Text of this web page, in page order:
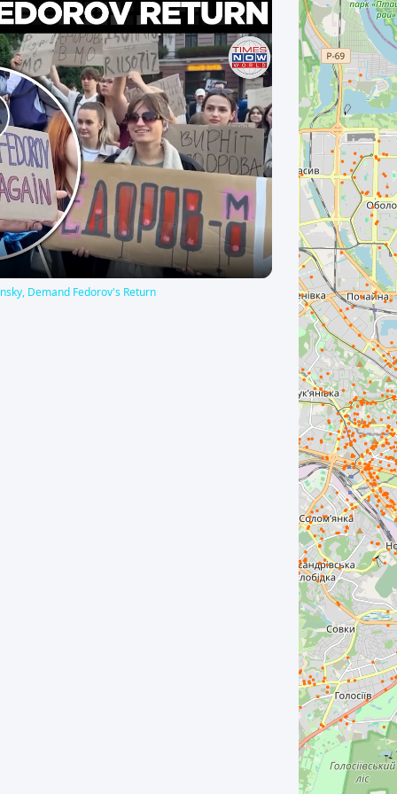
Встановлено окремі лічильники на
та водопостачання.
Автономне. Резервне
Передбачене обладнане
для встановлення дизель-
(ДЕС). Логістика та
Зона розвантаження через
паркінг із окремим входом
постачання та персоналу
(габаритна висота транспорту - до 2,20
Паркування для гостей - уздовж вул.
та на паркінгу
«Сільпо». Окремі
зони для відвідувачів та
Локація та інфраструктура
Приміщення розташоване у діловому
Подолу з високим пішохідним та
Demand Fedorov's Return